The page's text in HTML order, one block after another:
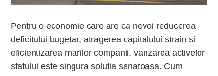
Pentru o economie care are ca nevoi reducerea
deficitului bugetar, atragerea capitalului strain si
eficientizarea marilor companii, vanzarea activelor
statului este singura solutia sanatoasa. Cum